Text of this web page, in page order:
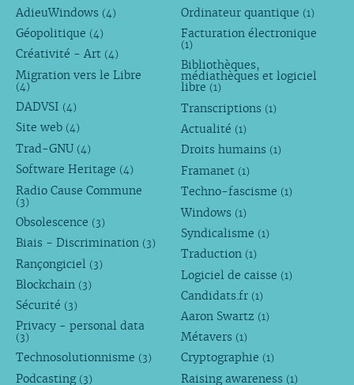
AdieuWindows (4)
Géopolitique (4)
Créativité - Art (4)
Migration vers le Libre
(4)
DADVSI (4)
Site web (4)
Trad-GNU (4)
Software Heritage (4)
Radio Cause Commune
(3)
Obsolescence (3)
Biais - Discrimination (3)
Rançongiciel (3)
Blockchain (3)
Sécurité (3)
Privacy - personal data
(3)
Technosolutionnisme (3)
Podcasting (3)
Ordinateur quantique (1)
Facturation électronique
(1)
Bibliothèques,
médiathèques et logiciel
libre (1)
Transcriptions (1)
Actualité (1)
Droits humains (1)
Framanet (1)
Techno-fascisme (1)
Windows (1)
Syndicalisme (1)
Traduction (1)
Logiciel de caisse (1)
Candidats.fr (1)
Aaron Swartz (1)
Métavers (1)
Cryptographie (1)
Raising awareness (1)